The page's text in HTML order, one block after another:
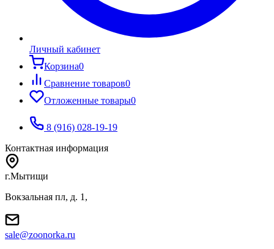
Личный кабинет
Корзина0
Сравнение товаров0
Отложенные товары0
8 (916) 028-19-19
Контактная информация
г.Мытищи
Вокзальная пл, д. 1,
sale@zoonorka.ru